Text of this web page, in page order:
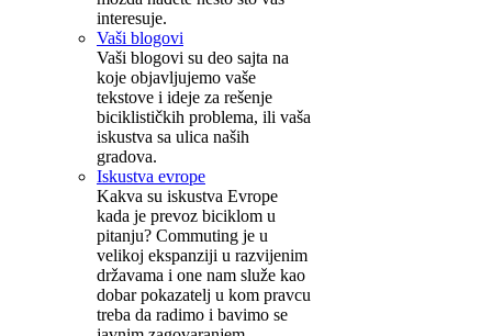
interesuje.
Vaši blogovi
Vaši blogovi su deo sajta na
koje objavljujemo vaše
tekstove i ideje za rešenje
biciklističkih problema, ili vaša
iskustva sa ulica naših
gradova.
Iskustva evrope
Kakva su iskustva Evrope
kada je prevoz biciklom u
pitanju? Commuting je u
velikoj ekspanziji u razvijenim
državama i one nam služe kao
dobar pokazatelj u kom pravcu
treba da radimo i bavimo se